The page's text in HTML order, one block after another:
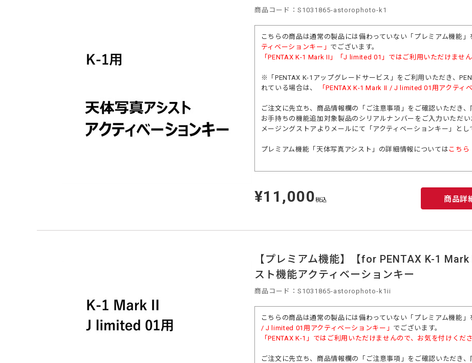
商品コード：S1031865-astorophoto-k1
こちらの商品は通常の製品には備わっていない「プレミアム機能
ティベーションキー」 でございます。
「PENTAX K-1 Mark II 」「J limited 01 」ではご利用いただけませ
※「PENTAX K-1アップグレードサービス」をご利用いただき、
れている場合は、
「PENTAX K-1 Mark II / J limited 01用アクティ
ご注文に先立ち、商品情報欄の「ご注意事項」をご確認いただき
お手持ちの機能追加対象製品のシリアルナンバーをご入力いただ
メージングストアよりメールにて「アクティベーションキー」とし
プレミアム機能「天体写真アシスト」の詳細情報については こちら
定
価
¥11,000税込 商品詳
【プレミアム機能】【for PENTAX K-1
スト機能アクティベーションキー
商品コード：S1031865-astorophoto-k1ii
こちらの商品は通常の製品には備わっていない「プレミアム機能
/ J limited 01 用アクティベーションキー」 でございます。
「PENTAX K-1」 ではご利用いただけませんので、お気を付けくださ
ご注文に先立ち、商品情報欄の「ご注意事項」をご確認いただき